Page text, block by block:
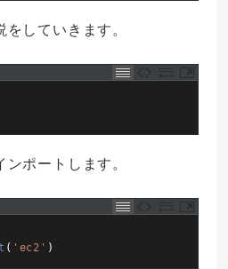
していきます。
ポートします。
( 'ec2' )